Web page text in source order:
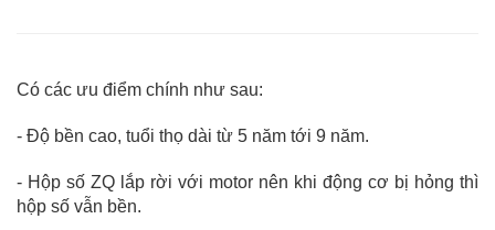
Có các ưu điểm chính như sau:
- Độ bền cao, tuổi thọ dài từ 5 năm tới 9 năm.
- Hộp số ZQ lắp rời với motor nên khi động cơ bị hỏng thì
hộp số vẫn bền.